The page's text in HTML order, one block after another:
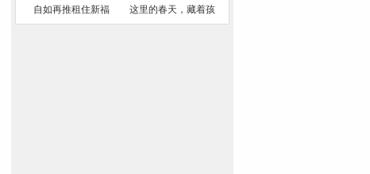
自如再推租住新福 这里的春天，藏着孩